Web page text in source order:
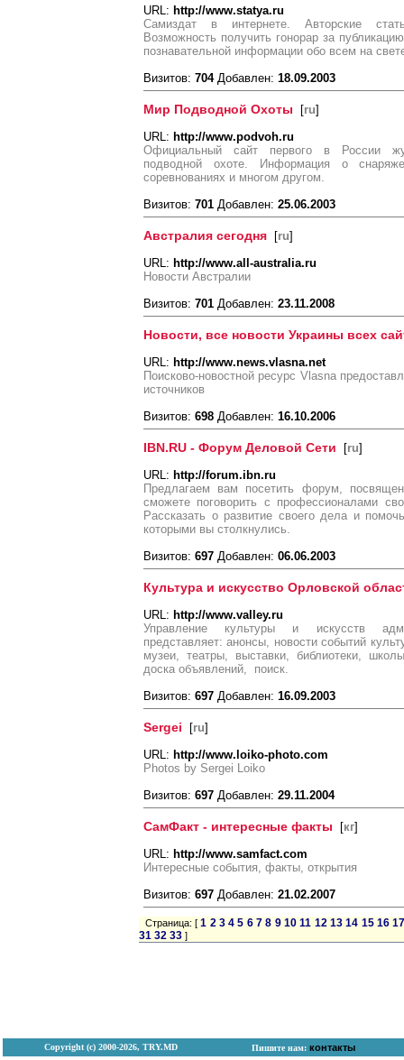
URL: http://www.statya.ru
Самиздат в интернете. Авторские
Возможность получить гонорар за
познавательной информации обо всем на
Визитов: 704Добавлен: 18.09.2003
Мир Подводной Охоты [ru]
URL: http://www.podvoh.ru
Официальный сайт первого в России
подводной охоте. Информация о
соревнованиях и многом другом.
Визитов: 701 Добавлен: 25.06.2003
Австралия сегодня [ru]
URL: http://www.all-australia.ru
Новости Австралии
Визитов: 701 Добавлен: 23.11.2008
Новости, все новости Украины всех
URL: http://www.news.vlasna.net
Поисково-новостной ресурс Vlasna
источников
Визитов: 698 Добавлен: 16.10.2006
IBN.RU - Форум Деловой Сети [ru]
URL: http://forum.ibn.ru
Предлагаем вам посетить форум,
сможете поговорить с профессионалами
Рассказать о развитие своего дела и
которыми вы столкнулись.
Визитов: 697 Добавлен: 06.06.2003
Культура и искусство Орловской
URL: http://www.valley.ru
Управление культуры и искусств
представляет: анонсы, новости событий
музеи, театры, выставки, библиотеки,
доска объявлений, поиск.
Визитов: 697 Добавлен: 16.09.2003
Sergei [ru]
URL: http://www.loiko-photo.com
Photos by Sergei Loiko
Визитов: 697 Добавлен: 29.11.2004
СамФакт - интересные факты [кг]
URL: http://www.samfact.com
Интересные события, факты, открытия
Визитов: 697 Добавлен: 21.02.2007
Страница: [1 2 3 4 5 6 7 8 9 10 11 12 13 14 15 16
31 32 33 ]
Copyright (с) 2000-2026, TRY.MD Пишите нам: контакты